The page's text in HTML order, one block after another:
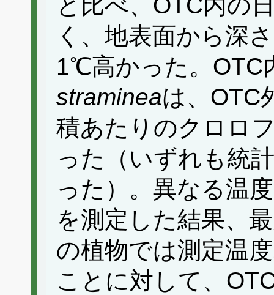
と比べ、OTC内の
く、地表面から深
1℃高かった。OTC
stramineaは、OTC
積あたりのクロロ
った（いずれも統
った）。異なる温
を測定した結果、
の植物では測定温
ことに対して、